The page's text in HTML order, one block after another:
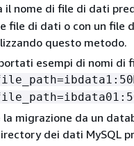
il nome di file di dati
file di dati o con un file
questo metodo.
esempi di nomi di
la migrazione da un
dei dati MySQL